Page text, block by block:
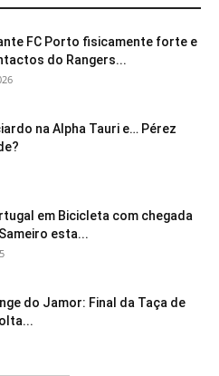
FC Porto fisicamente forte e
do Rangers...
na Alpha Tauri e… Pérez
em Bicicleta com chegada
esta...
do Jamor: Final da Taça de